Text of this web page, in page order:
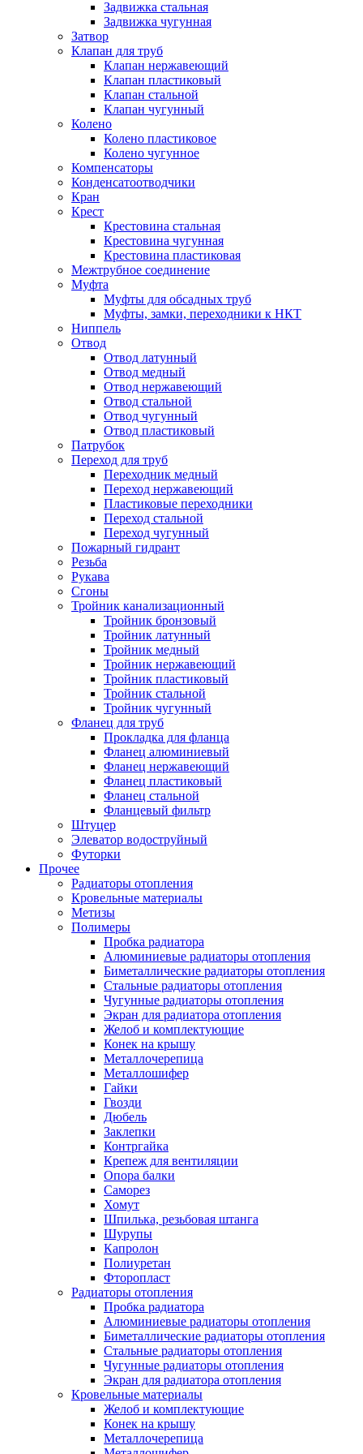
Задвижка стальная
Задвижка чугунная
Затвор
Клапан для труб
Клапан нержавеющий
Клапан пластиковый
Клапан стальной
Клапан чугунный
Колено
Колено пластиковое
Колено чугунное
Компенсаторы
Конденсатоотводчики
Кран
Крест
Крестовина стальная
Крестовина чугунная
Крестовина пластиковая
Межтрубное соединение
Муфта
Муфты для обсадных труб
Муфты, замки, переходники к НКТ
Ниппель
Отвод
Отвод латунный
Отвод медный
Отвод нержавеющий
Отвод стальной
Отвод чугунный
Отвод пластиковый
Патрубок
Переход для труб
Переходник медный
Переход нержавеющий
Пластиковые переходники
Переход стальной
Переход чугунный
Пожарный гидрант
Резьба
Рукава
Сгоны
Тройник канализационный
Тройник бронзовый
Тройник латунный
Тройник медный
Тройник нержавеющий
Тройник пластиковый
Тройник стальной
Тройник чугунный
Фланец для труб
Прокладка для фланца
Фланец алюминиевый
Фланец нержавеющий
Фланец пластиковый
Фланец стальной
Фланцевый фильтр
Штуцер
Элеватор водоструйный
Футорки
Прочее
Радиаторы отопления
Кровельные материалы
Метизы
Полимеры
Пробка радиатора
Алюминиевые радиаторы отопления
Биметаллические радиаторы отопления
Стальные радиаторы отопления
Чугунные радиаторы отопления
Экран для радиатора отопления
Желоб и комплектующие
Конек на крышу
Металлочерепица
Металлошифер
Гайки
Гвозди
Дюбель
Заклепки
Контргайка
Крепеж для вентиляции
Опора балки
Саморез
Хомут
Шпилька, резьбовая штанга
Шурупы
Капролон
Полиуретан
Фторопласт
Радиаторы отопления
Пробка радиатора
Алюминиевые радиаторы отопления
Биметаллические радиаторы отопления
Стальные радиаторы отопления
Чугунные радиаторы отопления
Экран для радиатора отопления
Кровельные материалы
Желоб и комплектующие
Конек на крышу
Металлочерепица